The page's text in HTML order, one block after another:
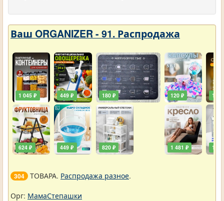
Ваш ORGANIZER - 91. Распродажа
1 045 ₽
624 ₽
449 ₽
449 ₽
180 ₽
820 ₽
120 ₽
1 481 ₽
129
111
304 ТОВАРА. Распродажа разное.
Орг: МамаСтепашки